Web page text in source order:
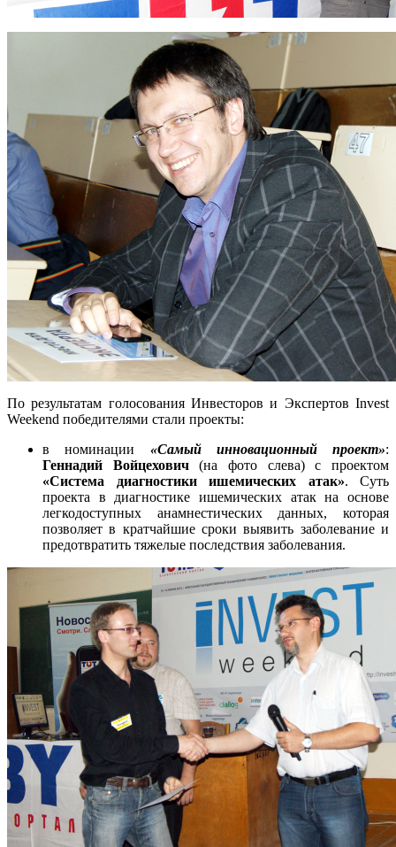
По результатам голосования Инвесторов и Экспертов Invest
Weekend победителями стали проекты:
в номинации «Самый инновационный проект»:
Геннадий Войцехович(на фото слева) с проектом
«Система диагностики ишемических атак». Суть
проекта в диагностике ишемических атак на основе
легкодоступных анамнестических данных, которая
позволяет в кратчайшие сроки выявить заболевание и
предотвратить тяжелые последствия заболевания.